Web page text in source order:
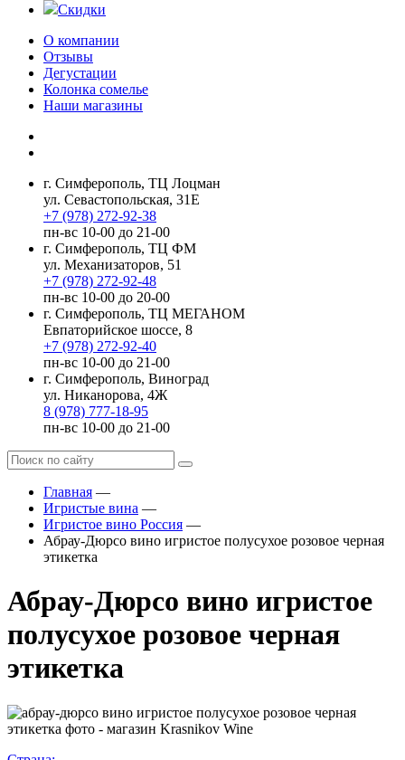
Скидки
О компании
Отзывы
Дегустации
Колонка сомелье
Наши магазины
г. Симферополь, ТЦ Лоцман
ул. Севастопольская, 31Е
+7 (978) 272-92-38
пн-вс 10-00 до 21-00
г. Симферополь, ТЦ ФМ
ул. Механизаторов, 51
+7 (978) 272-92-48
пн-вс 10-00 до 20-00
г. Симферополь, ТЦ МЕГАНОМ
Евпаторийское шоссе, 8
+7 (978) 272-92-40
пн-вс 10-00 до 21-00
г. Симферополь, Виноград
ул. Никанорова, 4Ж
8 (978) 777-18-95
пн-вс 10-00 до 21-00
Главная —
Игристые вина —
Игристое вино Россия —
Абрау-Дюрсо вино игристое полусухое розовое черная
этикетка
Абрау-Дюрсо вино игристое
полусухое розовое черная
этикетка